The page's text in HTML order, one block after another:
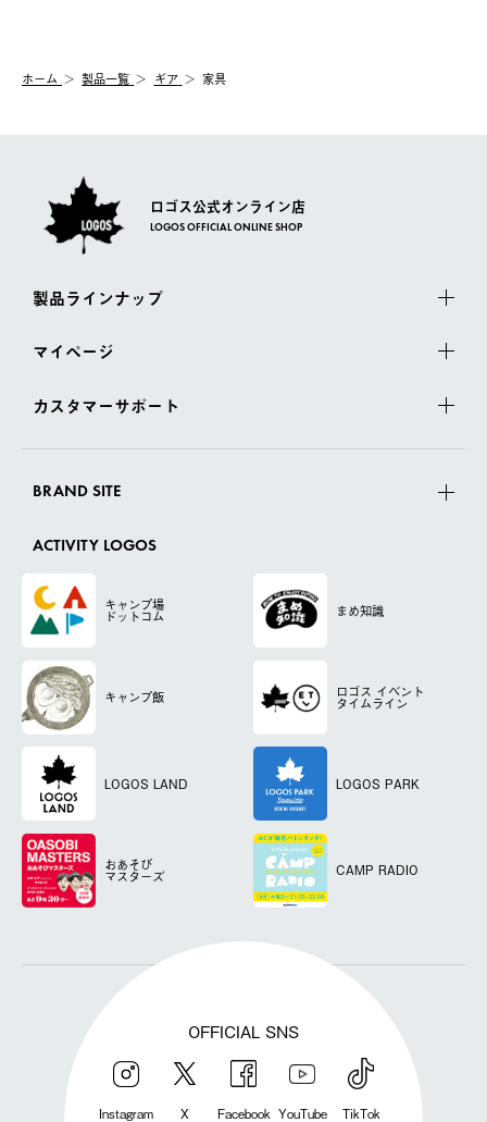
【配送業者】
佐川急便にて配送されます。
む）は受け付けておりません。
一度お手元の商品を返品いただき、ご希望商品を再注文してくだ
ホーム 製品一覧 ギア 家具
ロゴス公式オンライン店
LOGOS OFFICIAL ONLINE SHOP
製品ラインナップ
マイページ
カスタマーサポート
BRAND SITE
ACTIVITY LOGOS
キャンプ場
ドットコム まめ知識
キャンプ飯 ロゴス イベント
タイムライン
LOGOS LAND LOGOS PARK
おあそび
マスターズ CAMP RADIO
OFFICIAL SNS
Instagram X Facebook YouTube TikTok